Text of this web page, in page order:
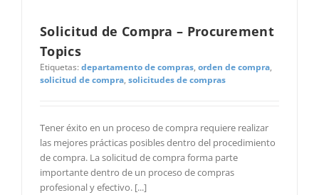
Solicitud de Compra – Procurement
Topics
Etiquetas: departamento de compras, orden de compra,
solicitud de compra, solicitudes de compras
Tener éxito en un proceso de compra requiere realizar
las mejores prácticas posibles dentro del procedimiento
de compra. La solicitud de compra forma parte
importante dentro de un proceso de compras
profesional y efectivo. [...]